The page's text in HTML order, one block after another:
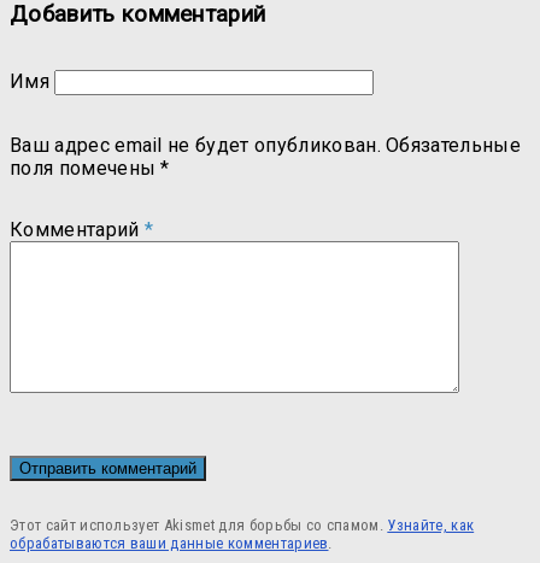
Добавить комментарий
Ваш адрес email не будет опубликован. Обязательные
поля помечены*
Комментарий *
Имя
Этот сайт использует Akismet для борьбы со спамом. Узнайте, как
обрабатываются ваши данные комментариев